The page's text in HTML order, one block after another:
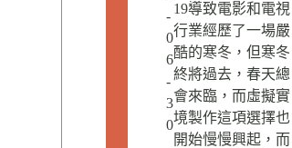
-
0
6
-
3
0
19導致電影和電視
行業經歷了一場嚴
酷的寒冬，但寒冬
終將過去，春天總
會來臨，而虛擬實
境製作這項選擇也
開始慢慢興起，而